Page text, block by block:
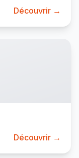
Découvrir →
Découvrir →